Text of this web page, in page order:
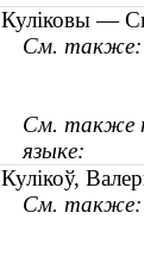
Куліковы —
См. также:
См. также
языке:
Кулікоў,
См. также: